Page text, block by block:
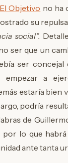
El Objetivo no ha
su
social”.
ser que un
ser concejal
a
estaría bien
podría
de
por lo que
ante tanta